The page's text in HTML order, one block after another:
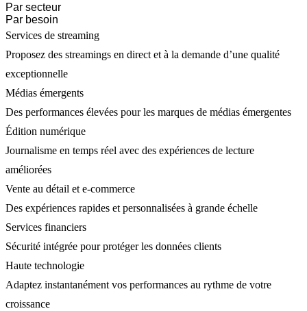
Par secteur
Par besoin
Services de streaming
Proposez des streamings en direct et à la demande d’une qualité
exceptionnelle
Médias émergents
Des performances élevées pour les marques de médias émergentes
Édition numérique
Journalisme en temps réel avec des expériences de lecture
améliorées
Vente au détail et e-commerce
Des expériences rapides et personnalisées à grande échelle
Services financiers
Sécurité intégrée pour protéger les données clients
Haute technologie
Adaptez instantanément vos performances au rythme de votre
croissance